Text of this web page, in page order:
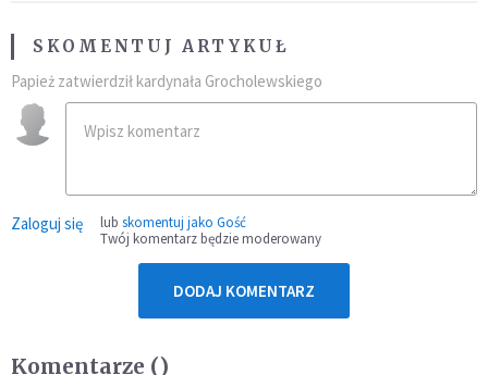
SKOMENTUJ ARTYKUŁ
Papież zatwierdził kardynała Grocholewskiego
Zaloguj się lub skomentuj jako Gość
Twój komentarz będzie moderowany
DODAJ KOMENTARZ
Komentarze ()